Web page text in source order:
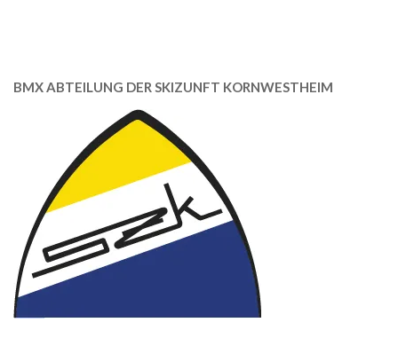
BMX ABTEILUNG DER SKIZUNFT KORNWESTHEIM